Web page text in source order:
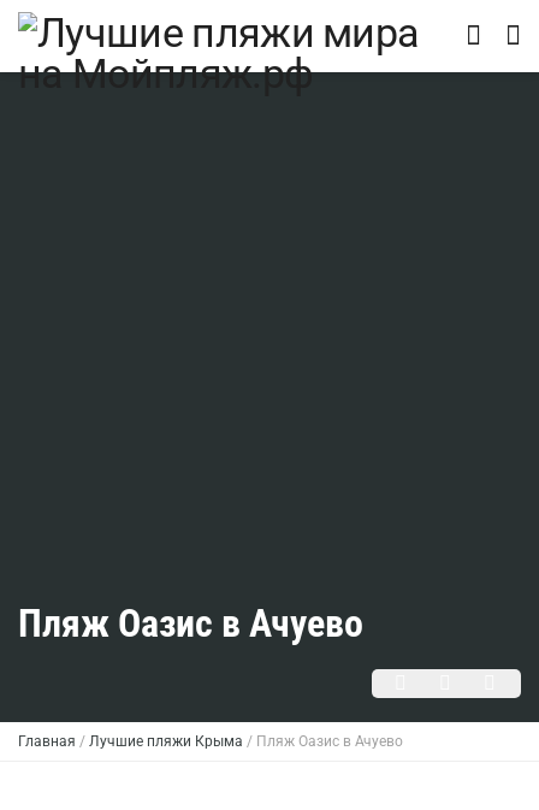
Пляж Оазис в Ачуево
Главная / Лучшие пляжи Крыма / Пляж Оазис в Ачуево